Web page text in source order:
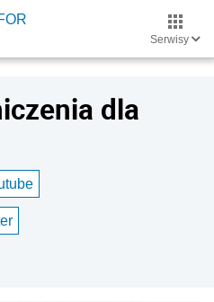
Serwisy
dla